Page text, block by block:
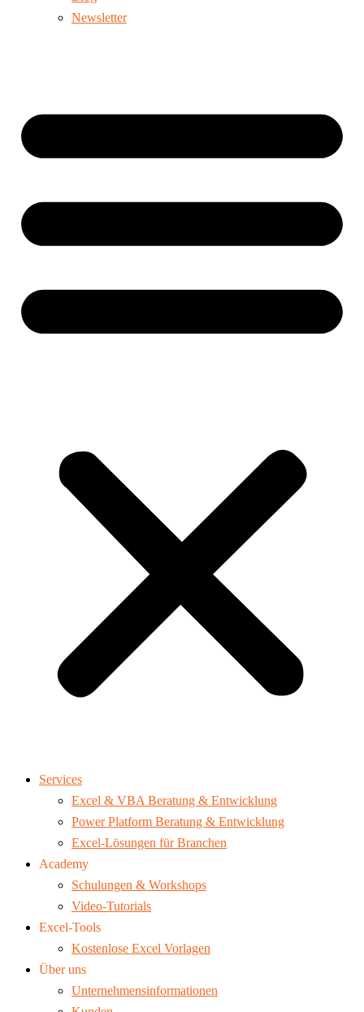
Newsletter
Services
Excel & VBA Beratung & Entwicklung
Power Platform Beratung & Entwicklung
Excel-Lösungen für Branchen
Academy
Schulungen & Workshops
Video-Tutorials
Excel-Tools
Kostenlose Excel Vorlagen
Über uns
Unternehmensinformationen